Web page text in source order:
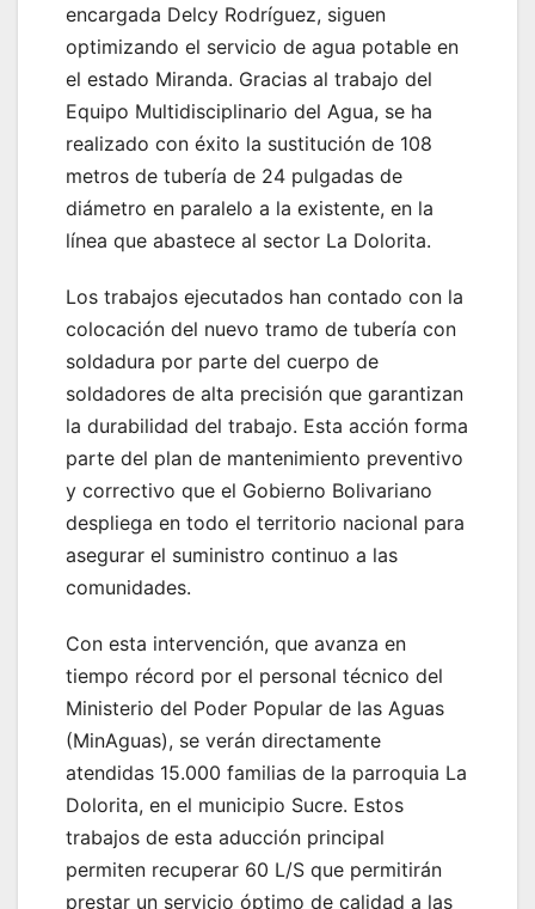
encargada Delcy Rodríguez, siguen
optimizando el servicio de agua potable en
el estado Miranda. Gracias al trabajo del
Equipo Multidisciplinario del Agua, se ha
realizado con éxito la sustitución de 108
metros de tubería de 24 pulgadas de
diámetro en paralelo a la existente, en la
línea que abastece al sector La Dolorita.
Los trabajos ejecutados han contado con la
colocación del nuevo tramo de tubería con
soldadura por parte del cuerpo de
soldadores de alta precisión que garantizan
la durabilidad del trabajo. Esta acción forma
parte del plan de mantenimiento preventivo
y correctivo que el Gobierno Bolivariano
despliega en todo el territorio nacional para
asegurar el suministro continuo a las
comunidades.
Con esta intervención, que avanza en
tiempo récord por el personal técnico del
Ministerio del Poder Popular de las Aguas
(MinAguas), se verán directamente
atendidas 15.000 familias de la parroquia La
Dolorita, en el municipio Sucre. Estos
trabajos de esta aducción principal
permiten recuperar 60 L/S que permitirán
prestar un servicio óptimo de calidad a las